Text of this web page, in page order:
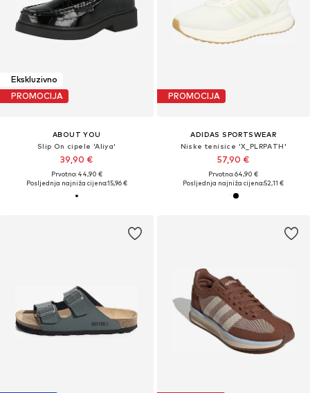
Ekskluzivno
PROMOCIJA
ABOUT YOU
Slip On cipele 'Aliya'
39,90 €
Prvotno: 44,90 €
Posljednja najniža cijena:15,96 €
PROMOCIJA
ADIDAS SPORTSWEAR
Niske tenisice 'X_PLRPATH'
57,90 €
Prvotno: 64,90 €
Posljednja najniža cijena:52,11 €